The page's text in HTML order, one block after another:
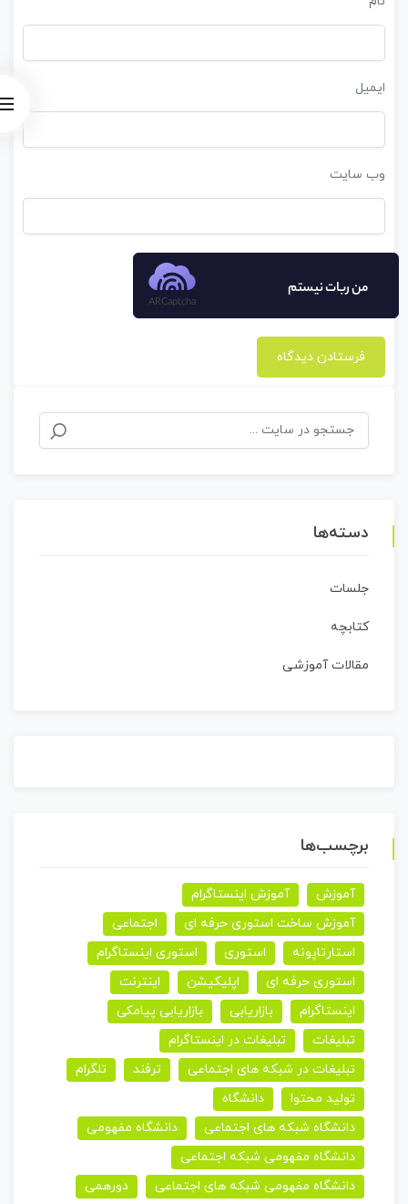
ایمیل
وب‌ سایت
من ربات نیستم
ARCaptcha
جستجو
برای:
دسته‌ها
جلسات
کتابچه
مقالات آموزشی
برچسب‌ها
آموزش
آموزش اینستاگرام
آموزش ساخت استوری حرفه ای
اجتماعی
استارتاپونه
استوری
استوری اینستاگرام
استوری حرفه ای
اپلیکیشن
اینترنت
اینستاگرام
بازاریابی
بازاریابی پیامکی
تبلیغات
تبلیغات در اینستاگرام
تبلیغات در شبکه های اجتماعی
ترفند
تلگرام
تولید محتوا
دانشگاه
دانشگاه شبکه های اجتماعی
دانشگاه مفهومی
دانشگاه مفهومی شبکه اجتماعی
دانشگاه مفهومی شبکه های اجتماعی
دورهمی